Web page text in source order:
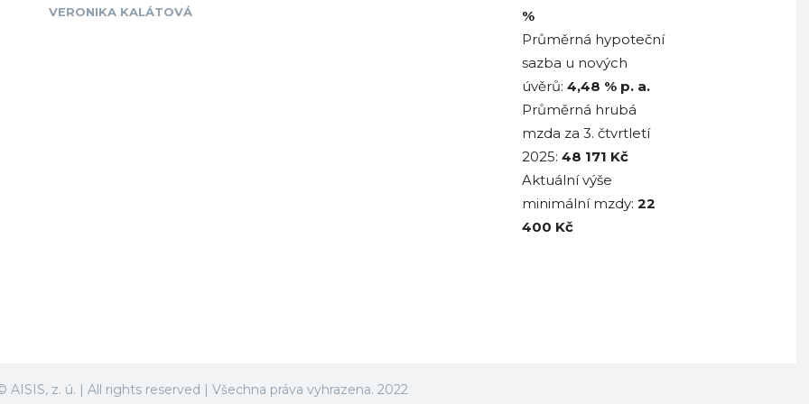
VERONIKA KALÁTOVÁ
%
Průměrná hypoteční
sazba u nových
úvěrů: 4,48 % p. a.
Průměrná hrubá
mzda za 3. čtvrtletí
2025: 48 171 Kč
Aktuální výše
minimální mzdy: 22
400 Kč
AISIS, z. ú. | All rights reserved | Všechna práva vyhrazena. 2022